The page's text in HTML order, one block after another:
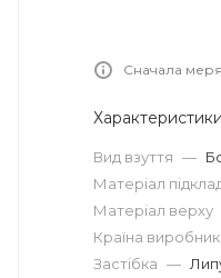
Сначала
Характеристики
Вид взуття —
Матеріал
Матеріал верху
Країна виробник
Застібка —